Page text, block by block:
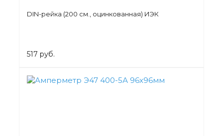
DIN-рейка (200 см., оцинкованная) ИЭК
517 руб.